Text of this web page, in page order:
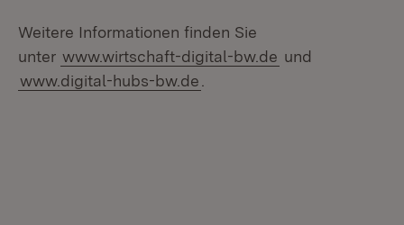
Weitere Informationen finden Sie
unter www.wirtschaft-digital-bw.de und
www.digital-hubs-bw.de